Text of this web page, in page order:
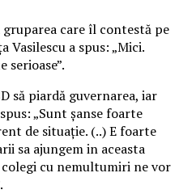
care îl contestă pe
Vasilescu a spus: „Mici.
serioase”.
să piardă guvernarea, iar
„Sunt şanse foarte
de situaţie. (..) E foarte
sa ajungem in aceasta
cu nemultumiri ne vor